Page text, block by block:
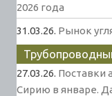
2026 года
31.03.26. Рынок
27.03.26. Поставки
Сирию в январе.